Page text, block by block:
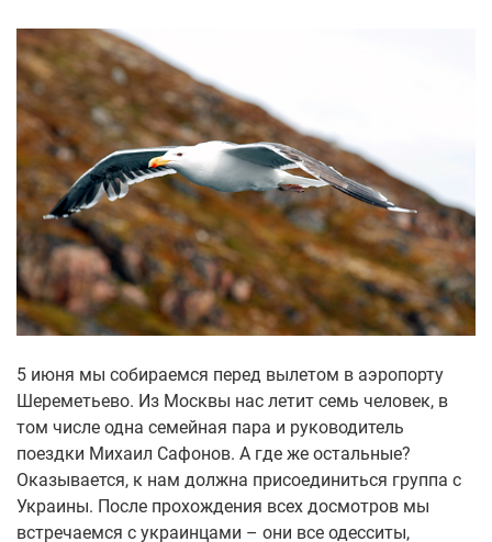
5 июня мы собираемся перед вылетом в аэропорту
Шереметьево. Из Москвы нас летит семь человек, в
том числе одна семейная пара и руководитель
поездки Михаил Сафонов. А где же остальные?
Оказывается, к нам должна присоединиться группа с
Украины. После прохождения всех досмотров мы
встречаемся с украинцами – они все одесситы,